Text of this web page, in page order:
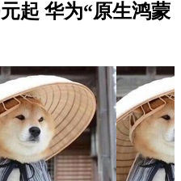
起 华为“原生鸿蒙